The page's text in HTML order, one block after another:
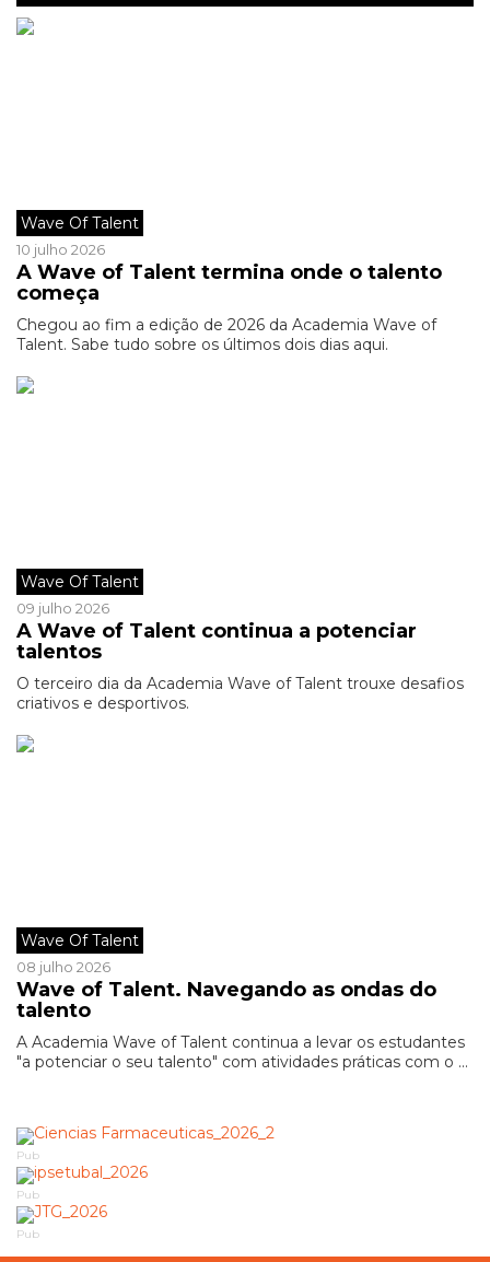
Wave Of Talent
10 julho 2026
A Wave of Talent termina onde o talento
começa
Chegou ao fim a edição de 2026 da Academia Wave of
Talent. Sabe tudo sobre os últimos dois dias aqui.
Wave Of Talent
09 julho 2026
A Wave of Talent continua a potenciar
talentos
O terceiro dia da Academia Wave of Talent trouxe desafios
criativos e desportivos.
Wave Of Talent
08 julho 2026
Wave of Talent. Navegando as ondas do
talento
A Academia Wave of Talent continua a levar os estudantes
"a potenciar o seu talento" com atividades práticas com o ...
Pub
Pub
Pub